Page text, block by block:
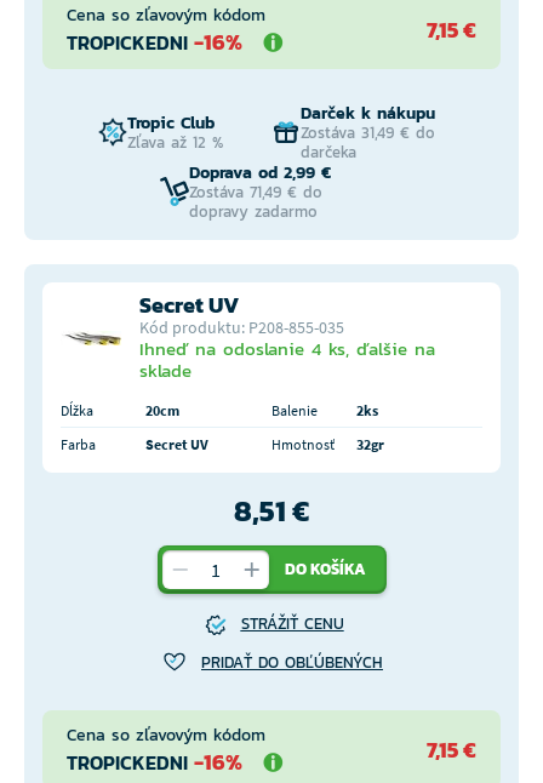
Cena so zľavovým kódom
TROPICKEDNI -16% 7,15 €
Tropic Club
Zľava až 12 %
Darček k nákupu
Zostáva 31,49 € do
darčeka
Doprava od 2,99 €
Zostáva 71,49 € do
dopravy zadarmo
Secret UV
Kód produktu: P208-855-035
Ihneď na odoslanie 4 ks, ďalšie na
sklade
Dĺžka 20cm Balenie
2ks
Farba
Secret UV Hmotnosť 32gr
8,51 €
DO KOŠÍKA
STRÁŽIŤ CENU
PRIDAŤ DO OBĽÚBENÝCH
Cena so zľavovým kódom
TROPICKEDNI -16% 7,15 €